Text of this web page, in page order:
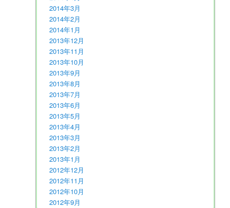
2014年3月
2014年2月
2014年1月
2013年12月
2013年11月
2013年10月
2013年9月
2013年8月
2013年7月
2013年6月
2013年5月
2013年4月
2013年3月
2013年2月
2013年1月
2012年12月
2012年11月
2012年10月
2012年9月